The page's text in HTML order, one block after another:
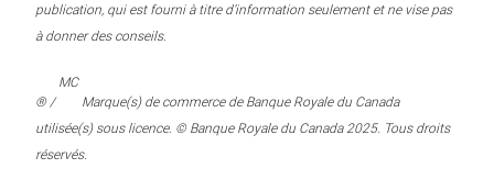
publication, qui est fourni à titre d’information seulement et ne vise pas
à donner des conseils.
® /
MC
Marque(s) de commerce de Banque Royale du Canada
utilisée(s) sous licence. © Banque Royale du Canada 2025. Tous droits
réservés.